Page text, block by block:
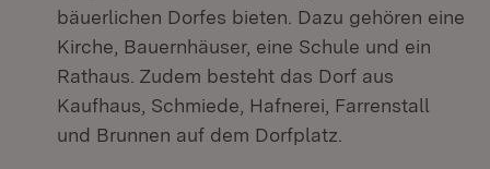
bäuerlichen Dorfes bieten. Dazu gehören eine
Kirche, Bauernhäuser, eine Schule und ein
Rathaus. Zudem besteht das Dorf aus
Kaufhaus, Schmiede, Hafnerei, Farrenstall
und Brunnen auf dem Dorfplatz.